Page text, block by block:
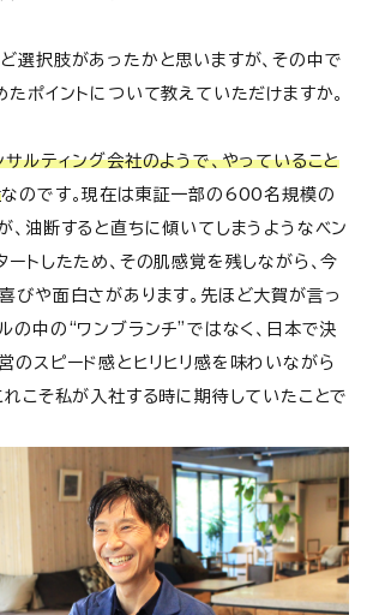
選択肢があったかと思いますが、その中で
たポイントについて教えていただけますか。
サルティング会社のようで、やっていること
なのです。現在は東証一部の600名規模の
、油断すると直ちに傾いてしまうようなベン
ートしたため、その肌感覚を残しながら、今
びや面白さがあります。先ほど大賀が言っ
の中の“ワンブランチ”ではなく、日本で決
のスピード感とヒリヒリ感を味わいながら
れこそ私が入社する時に期待していたことで